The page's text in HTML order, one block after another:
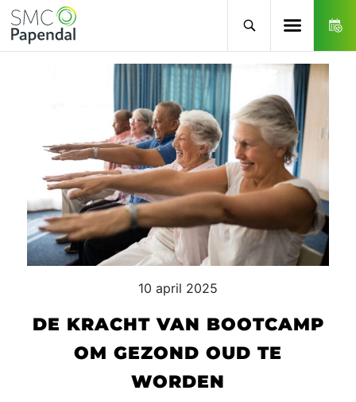
10 april 2025
DE KRACHT VAN BOOTCAMP
OM GEZOND OUD TE
WORDEN